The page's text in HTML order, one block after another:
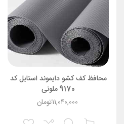
محافظ کف کشو دایموند استایل کد
9170 ملونی
۱۱,۰۴۰,۰۰۰تومان